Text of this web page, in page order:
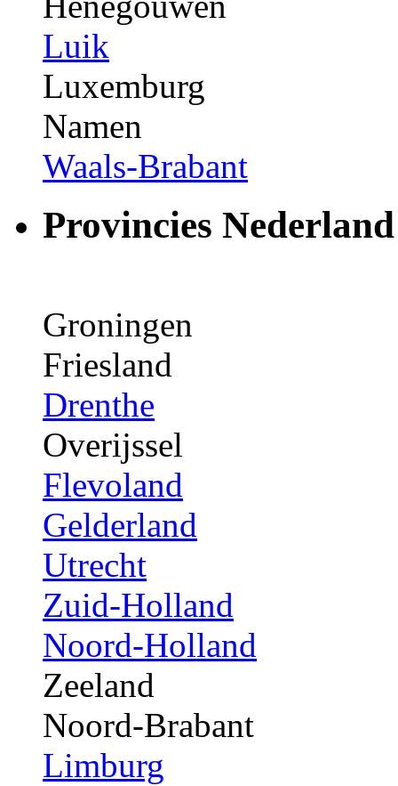
Luik
Luxemburg
Namen
Waals-Brabant
Provincies Nederland
Groningen
Friesland
Drenthe
Overijssel
Flevoland
Gelderland
Utrecht
Zuid-Holland
Noord-Holland
Zeeland
Noord-Brabant
Limburg